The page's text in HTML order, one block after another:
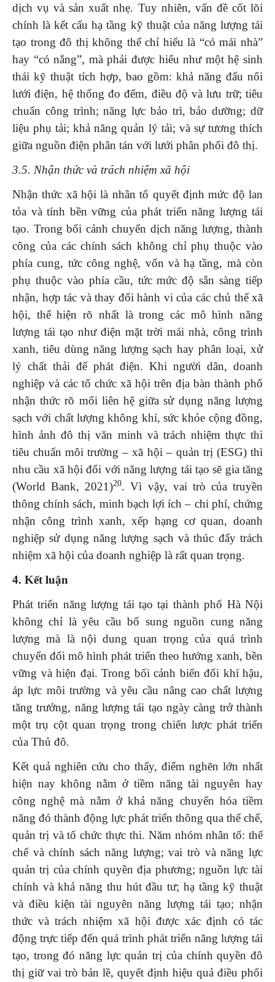
dịch vụ và sản xuất nhẹ. Tuy nhiên, vấn đề cốt lõi
chính là kết cấu hạ tầng kỹ thuật của năng lượng tái
tạo trong đô thị không thể chỉ hiểu là “có mái nhà”
hay “có nắng”, mà phải được hiểu như một hệ sinh
thái kỹ thuật tích hợp, bao gồm: khả năng đấu nối
lưới điện, hệ thống đo đếm, điều độ và lưu trữ; tiêu
chuẩn công trình; năng lực bảo trì, bảo dưỡng; dữ
liệu phụ tải; khả năng quản lý tải; và sự tương thích
giữa nguồn điện phân tán với lưới phân phối đô thị.
3.5. Nhận thức và trách nhiệm xã hội
Nhận thức xã hội là nhân tố quyết định mức độ lan
tỏa và tính bền vững của phát triển năng lượng tái
tạo. Trong bối cảnh chuyển dịch năng lượng, thành
công của các chính sách không chỉ phụ thuộc vào
phía cung, tức công nghệ, vốn và hạ tầng, mà còn
phụ thuộc vào phía cầu, tức mức độ sẵn sàng tiếp
nhận, hợp tác và thay đổi hành vi của các chủ thể xã
hội, thể hiện rõ nhất là trong các mô hình năng
lượng tái tạo như điện mặt trời mái nhà, công trình
xanh, tiêu dùng năng lượng sạch hay phân loại, xử
lý chất thải để phát điện. Khi người dân, doanh
nghiệp và các tổ chức xã hội trên địa bàn thành phố
nhận thức rõ mối liên hệ giữa sử dụng năng lượng
sạch với chất lượng không khí, sức khỏe cộng đồng,
hình ảnh đô thị văn minh và trách nhiệm thực thi
tiêu chuẩn môi trường – xã hội – quản trị (ESG) thì
nhu cầu xã hội đối với năng lượng tái tạo sẽ gia tăng
(World Bank, 2021)20. Vì vậy, vai trò của truyền
thông chính sách, minh bạch lợi ích – chi phí, chứng
nhận công trình xanh, xếp hạng cơ quan, doanh
nghiệp sử dụng năng lượng sạch và thúc đẩy trách
nhiệm xã hội của doanh nghiệp là rất quan trọng.
4. Kết luận
Phát triển năng lượng tái tạo tại thành phố Hà Nội
không chỉ là yêu cầu bổ sung nguồn cung năng
lượng mà là nội dung quan trọng của quá trình
chuyển đổi mô hình phát triển theo hướng xanh, bền
vững và hiện đại. Trong bối cảnh biến đổi khí hậu,
áp lực môi trường và yêu cầu nâng cao chất lượng
tăng trưởng, năng lượng tái tạo ngày càng trở thành
một trụ cột quan trọng trong chiến lược phát triển
của Thủ đô.
Kết quả nghiên cứu cho thấy, điểm nghẽn lớn nhất
hiện nay không nằm ở tiềm năng tài nguyên hay
công nghệ mà nằm ở khả năng chuyển hóa tiềm
năng đó thành động lực phát triển thông qua thể chế,
quản trị và tổ chức thực thi. Năm nhóm nhân tố: thể
chế và chính sách năng lượng; vai trò và năng lực
quản trị của chính quyền địa phương; nguồn lực tài
chính và khả năng thu hút đầu tư; hạ tầng kỹ thuật
và điều kiện tài nguyên năng lượng tái tạo; nhận
thức và trách nhiệm xã hội được xác định có tác
động trực tiếp đến quá trình phát triển năng lượng tái
tạo, trong đó năng lực quản trị của chính quyền đô
thị giữ vai trò bản lề, quyết định hiệu quả điều phối